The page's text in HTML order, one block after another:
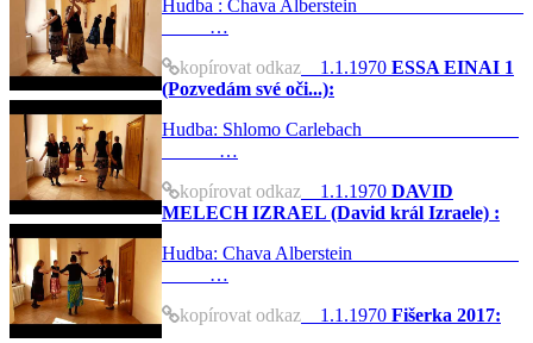
Hudba : Chava Alberstein
…
kopírovat odkaz 1.1.1970 ESSA EINAI 1
(Pozvedám své oči...):
Hudba: Shlomo Carlebach
…
kopírovat odkaz 1.1.1970 DAVID
MELECH IZRAEL (David král Izraele) :
Hudba: Chava Alberstein
…
kopírovat odkaz 1.1.1970 Fišerka 2017: